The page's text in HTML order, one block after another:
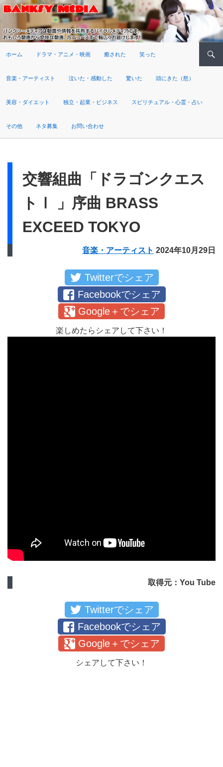
ホーム ドラマ・アニメ・映画 癒された 笑った
音楽・アーティスト 泣いた・感動した 驚いた 頭にきた（怒）
美容・ダイエット 独立・起業・ビジネス スピリチュアル・心霊・占い
その他 ネタ募集 お問い合わせ
交響組曲「ドラゴンクエス
トⅠ 」序曲 BRASS
EXCEED TOKYO
音楽・アーティスト 2024年10月29日
Twitterでシェア
Facebookでシェア
Google＋でシェア
楽しめたらシェアして下さい！
取得元：You Tube
Twitterでシェア
Facebookでシェア
Google＋でシェア
シェアして下さい！